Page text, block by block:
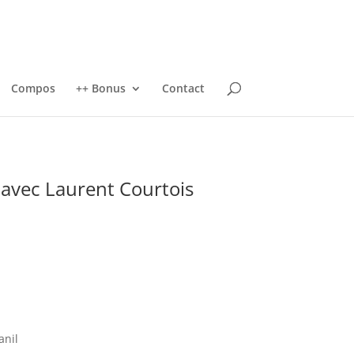
Compos ++ Bonus Contact
Laurent Courtois